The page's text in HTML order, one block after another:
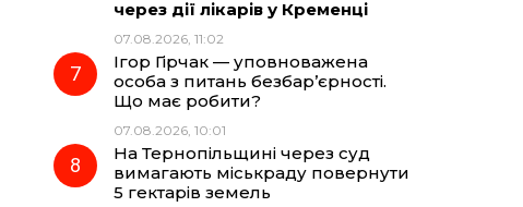
через дії лікарів у Кременці
07.08.2026, 11:02
Ігор Гірчак — уповноважена
особа з питань безбар’єрності.
Що має робити?
07.08.2026, 10:01
На Тернопільщині через суд
вимагають міськраду повернути
5 гектарів земель